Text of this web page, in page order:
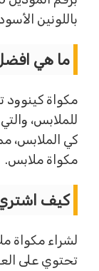
باللونين الأسود
ما هي افضل
مكواة كينوود
للملابس، والتي
كي الملابس،
مكواة ملابس.
كيف اشتري
لشراء مكواة
تحتوي على